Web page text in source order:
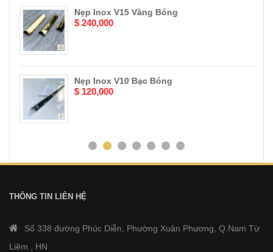
Nẹp Inox V15 Vàng Bóng
$ 240,000
Nẹp Inox V10 Bạc Bóng
$ 120,000
THÔNG TIN LIÊN HỆ
Số 338 đường Phúc Diễn, Phường Xuân Phương, Q.Nam Từ
Liêm , HN